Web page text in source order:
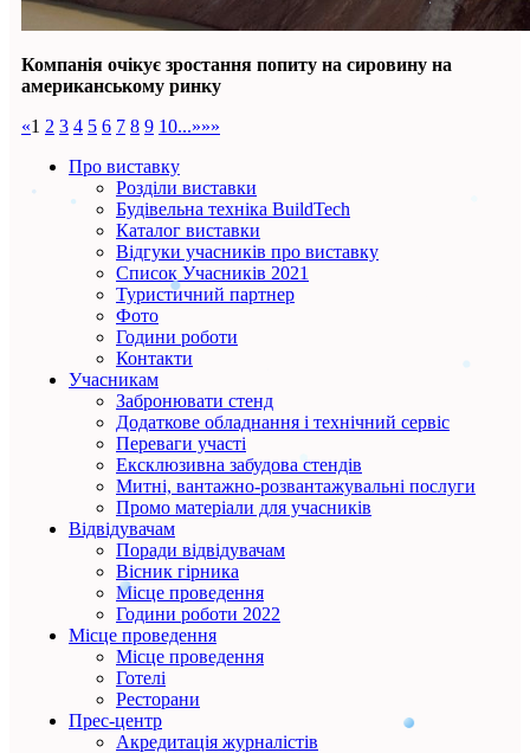
Компанія очікує зростання попиту на сировину на
американському ринку
«1 2 3 4 5 6 7 8 9 10...»»»
Про виставку
Розділи виставки
Будівельна техніка BuildTech
Каталог виставки
Відгуки учасників про виставку
Список Учасників 2021
Туристичний партнер
Фото
Години роботи
Контакти
Учасникам
Забронювати стенд
Додаткове обладнання і технічний сервіс
Переваги участі
Ексклюзивна забудова стендів
Митні, вантажно-розвантажувальні послуги
Промо матеріали для учасників
Відвідувачам
Поради відвідувачам
Вісник гірника
Місце проведення
Години роботи 2022
Місце проведення
Місце проведення
Готелі
Ресторани
Прес-центр
Акредитація журналістів